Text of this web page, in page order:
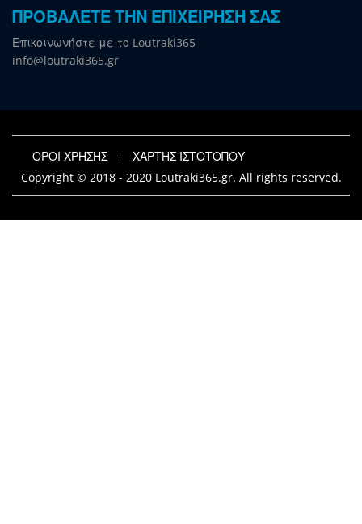
ΠΡΟΒΑΛΕΤΕ ΤΗΝ ΕΠΙΧΕΙΡΗΣΗ ΣΑΣ
Επικοινωνήστε με το Loutraki365
info@loutraki365.gr
ΟΡΟΙ ΧΡΗΣΗΣ
ΧΑΡΤΗΣ ΙΣΤΟΤΟΠΟΥ
Copyright © 2018 - 2020 Loutraki365.gr. All rights reserved.